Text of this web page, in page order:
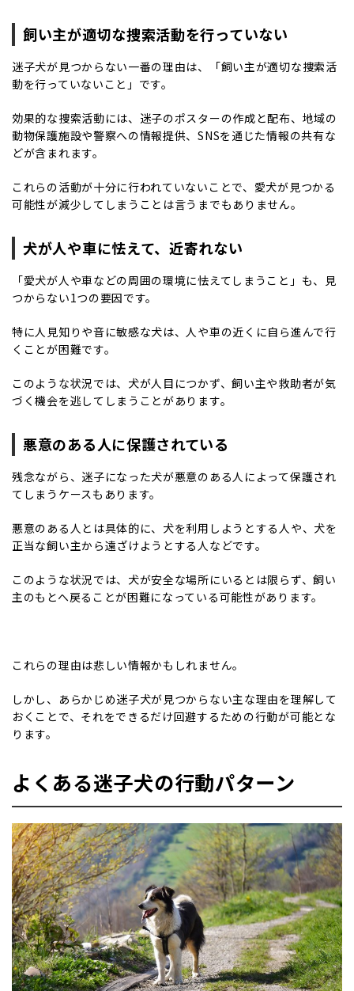
飼い主が適切な捜索活動を行っていない
迷子犬が見つからない一番の理由は、「飼い主が適切な捜索活
動を行っていないこと」です。
効果的な捜索活動には、迷子のポスターの作成と配布、地域の
動物保護施設や警察への情報提供、SNSを通じた情報の共有な
どが含まれます。
これらの活動が十分に行われていないことで、愛犬が見つかる
可能性が減少してしまうことは言うまでもありません。
犬が人や車に怯えて、近寄れない
「愛犬が人や車などの周囲の環境に怯えてしまうこと」も、見
つからない1つの要因です。
特に人見知りや音に敏感な犬は、人や車の近くに自ら進んで行
くことが困難です。
このような状況では、犬が人目につかず、飼い主や救助者が気
づく機会を逃してしまうことがあります。
悪意のある人に保護されている
残念ながら、迷子になった犬が悪意のある人によって保護され
てしまうケースもあります。
悪意のある人とは具体的に、犬を利用しようとする人や、犬を
正当な飼い主から遠ざけようとする人などです。
このような状況では、犬が安全な場所にいるとは限らず、飼い
主のもとへ戻ることが困難になっている可能性があります。
これらの理由は悲しい情報かもしれません。
しかし、あらかじめ迷子犬が見つからない主な理由を理解して
おくことで、それをできるだけ回避するための行動が可能とな
ります。
よくある迷子犬の行動パターン